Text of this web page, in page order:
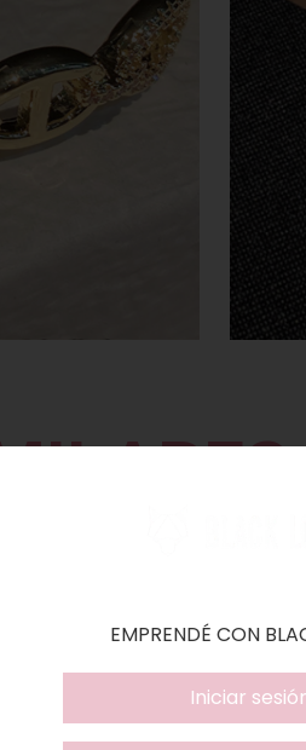
EMPRENDÉ CON
Iniciar